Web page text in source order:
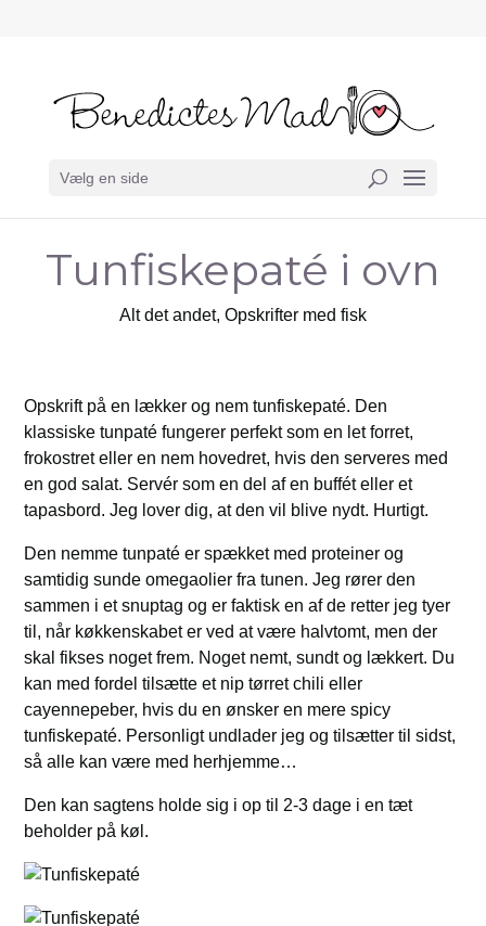
Vælg en side
Tunfiskepaté i ovn
Alt det andet, Opskrifter med fisk
Opskrift på en lækker og nem tunfiskepaté. Den
klassiske tunpaté fungerer perfekt som en let forret,
frokostret eller en nem hovedret, hvis den serveres med
en god salat. Servér som en del af en buffét eller et
tapasbord. Jeg lover dig, at den vil blive nydt. Hurtigt.
Den nemme tunpaté er spækket med proteiner og
samtidig sunde omegaolier fra tunen. Jeg rører den
sammen i et snuptag og er faktisk en af de retter jeg tyer
til, når køkkenskabet er ved at være halvtomt, men der
skal fikses noget frem. Noget nemt, sundt og lækkert. Du
kan med fordel tilsætte et nip tørret chili eller
cayennepeber, hvis du en ønsker en mere spicy
tunfiskepaté. Personligt undlader jeg og tilsætter til sidst,
så alle kan være med herhjemme…
Den kan sagtens holde sig i op til 2-3 dage i en tæt
beholder på køl.